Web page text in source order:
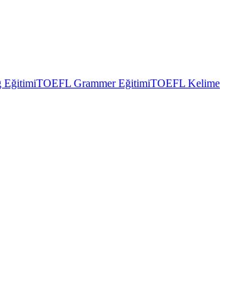
EğitimiTOEFL Grammer EğitimiTOEFL Kelime